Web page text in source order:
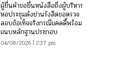
ผู้ยื่นคำขอยื่นหนังสือถึงผู้บริหาร
หอประชุมดังย่านรังสิตขอตรวจ
สอบข้อเท็จจริงกรณีแคดดี้พร้อม
แนบหลักฐานประกอบ
04/08/2026 | 2:37 pm